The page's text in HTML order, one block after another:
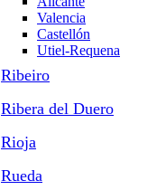
Valencia
Castellón
Utiel-Requena
Ribeiro
Ribera del Duero
Rioja
Rueda